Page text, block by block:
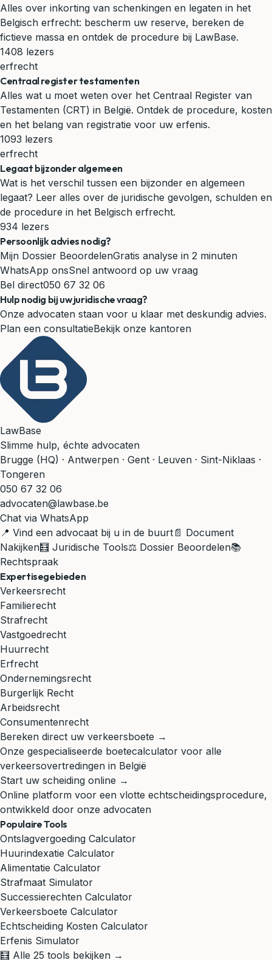
Alles over inkorting van schenkingen en legaten in het
Belgisch erfrecht: bescherm uw reserve, bereken de
fictieve massa en ontdek de procedure bij LawBase.
1408 lezers
erfrecht
Centraal register testamenten
Alles wat u moet weten over het Centraal Register van
Testamenten (CRT) in België. Ontdek de procedure, kosten
en het belang van registratie voor uw erfenis.
1093 lezers
erfrecht
Legaat bijzonder algemeen
Wat is het verschil tussen een bijzonder en algemeen
legaat? Leer alles over de juridische gevolgen, schulden en
de procedure in het Belgisch erfrecht.
934 lezers
Persoonlijk advies nodig?
Mijn Dossier BeoordelenGratis analyse in 2 minuten
WhatsApp onsSnel antwoord op uw vraag
Bel direct050 67 32 06
Hulp nodig bij uw juridische vraag?
Onze advocaten staan voor u klaar met deskundig advies.
Plan een consultatieBekijk onze kantoren
LawBase
Slimme hulp, échte advocaten
Brugge (HQ) · Antwerpen · Gent · Leuven · Sint-Niklaas ·
Tongeren
050 67 32 06
advocaten@lawbase.be
Chat via WhatsApp
📍 Vind een advocaat bij u in de buurt 📄 Document
Nakijken🧮 Juridische Tools⚖️ Dossier Beoordelen📚
Rechtspraak
Expertisegebieden
Verkeersrecht
Familierecht
Strafrecht
Vastgoedrecht
Huurrecht
Erfrecht
Ondernemingsrecht
Burgerlijk Recht
Arbeidsrecht
Consumentenrecht
Bereken direct uw verkeersboete →
Onze gespecialiseerde boetecalculator voor alle
verkeersovertredingen in België
Start uw scheiding online →
Online platform voor een vlotte echtscheidingsprocedure,
ontwikkeld door onze advocaten
Populaire Tools
Ontslagvergoeding Calculator
Huurindexatie Calculator
Alimentatie Calculator
Strafmaat Simulator
Successierechten Calculator
Verkeersboete Calculator
Echtscheiding Kosten Calculator
Erfenis Simulator
🧮 Alle 25 tools bekijken →